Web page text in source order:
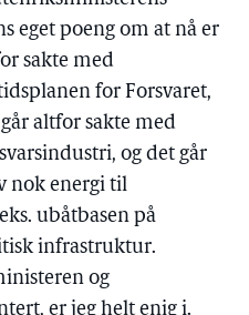
eget poeng om at nå er
sakte med
for Forsvaret,
altfor sakte med
og det går
nok energi til
ubåtbasen på
infrastruktur.
og
er jeg helt enig i.